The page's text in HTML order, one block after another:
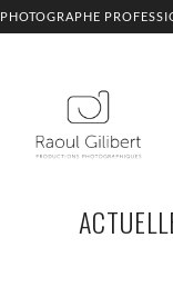
PHOTOGRAPHE